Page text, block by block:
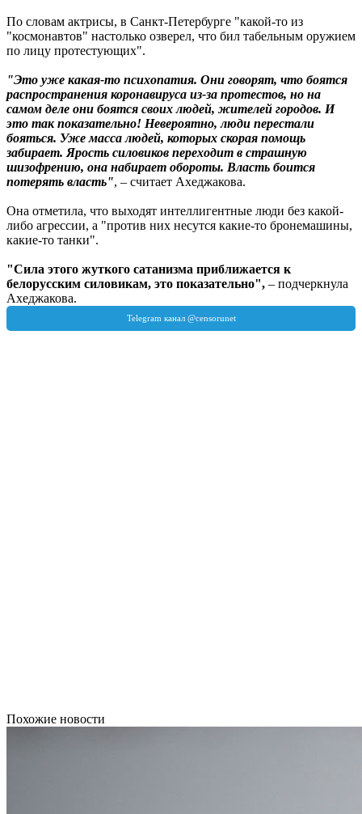
По словам актрисы, в Санкт-Петербурге "какой-то из
"космонавтов" настолько озверел, что бил табельным оружием
по лицу протестующих".
"Это уже какая-то психопатия. Они говорят, что боятся
распространения коронавируса из-за протестов, но на
самом деле они боятся своих людей, жителей городов. И
это так показательно! Невероятно, люди перестали
бояться. Уже масса людей, которых скорая помощь
забирает. Ярость силовиков переходит в страшную
шизофрению, она набирает обороты. Власть боится
потерять власть", – считает Ахеджакова.
Она отметила, что выходят интеллигентные люди без какой-
либо агрессии, а "против них несутся какие-то бронемашины,
какие-то танки".
"Сила этого жуткого сатанизма приближается к
белорусским силовикам, это показательно", – подчеркнула
Ахеджакова.
Похожие новости